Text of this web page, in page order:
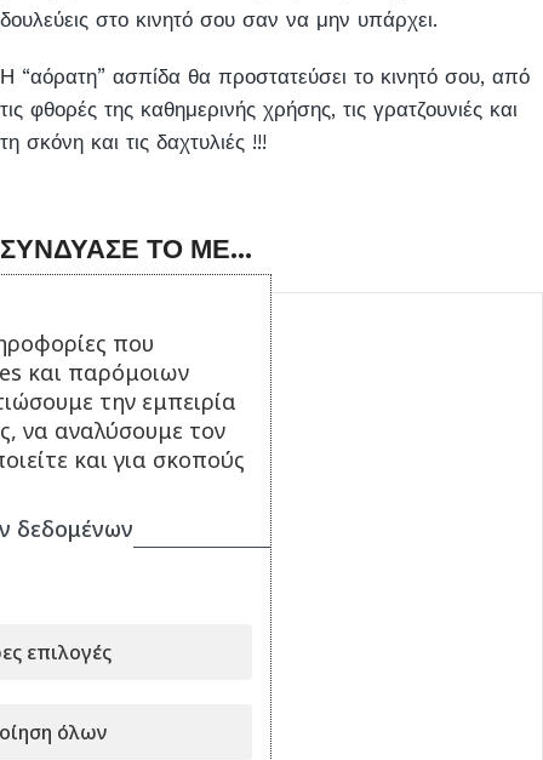
δουλεύεις στο κινητό σου σαν να μην υπάρχει.
Η “αόρατη” ασπίδα θα προστατεύσει το κινητό σου, από
τις φθορές της καθημερινής χρήσης, τις γρατζουνιές και
τη σκόνη και τις δαχτυλιές !!!
ΣΥΝΔΥΑΣΕ ΤΟ ΜΕ...
9.90€
Κωδικός: 020321
που
και παρόμοιων
την εμπειρία
να αναλύσουμε τον
και για σκοπούς
δεδομένων
επιλογές
όλων